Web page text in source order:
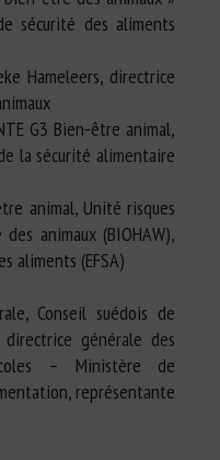
sécurité des aliments
Hameleers, directrice
G3 Bien-être animal,
la sécurité alimentaire
animal, Unité risques
animaux (BIOHAW),
aliments (EFSA)
Conseil suédois de
directrice générale des
– Ministère de
représentante